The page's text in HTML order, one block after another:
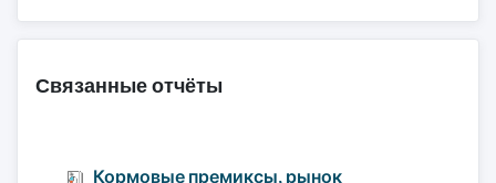
Связанные отчёты
Кормовые премиксы, рынок